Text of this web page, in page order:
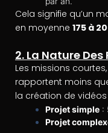
Cela signifie qu’un
en moyenne 175 à
2. La Nature Des
Les missions
rapportent moins
la création de vidéos
Projet simple :
Projet